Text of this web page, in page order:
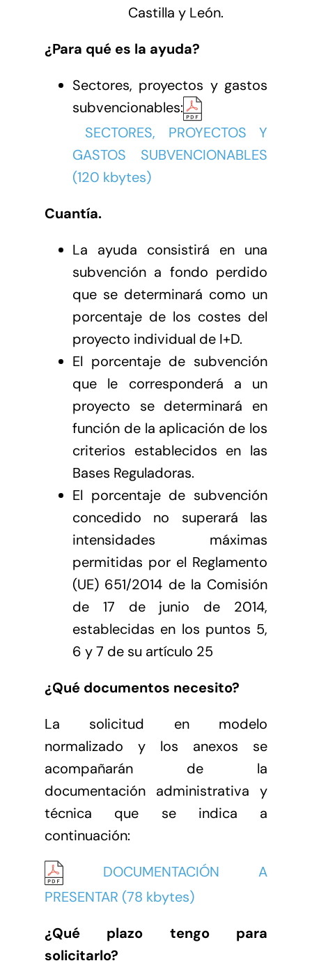
Castilla y León.
¿Para qué es la ayuda?
Sectores, proyectos y gastos
subvencionables:
SECTORES, PROYECTOS Y
GASTOS SUBVENCIONABLES
(120 kbytes)
Cuantía.
La ayuda consistirá en una
subvención a fondo perdido
que se determinará como un
porcentaje de los costes del
proyecto individual de I+D.
El porcentaje de subvención
que le corresponderá a un
proyecto se determinará en
función de la aplicación de los
criterios establecidos en las
Bases Reguladoras.
El porcentaje de subvención
concedido no superará las
intensidades máximas
permitidas por el Reglamento
(UE) 651/2014 de la Comisión
de 17 de junio de 2014,
establecidas en los puntos 5,
6 y 7 de su artículo 25
¿Qué documentos necesito?
La solicitud en modelo
normalizado y los anexos se
acompañarán de la
documentación administrativa y
técnica que se indica a
continuación:
DOCUMENTACIÓN A
PRESENTAR (78 kbytes)
¿Qué plazo tengo para
solicitarlo?